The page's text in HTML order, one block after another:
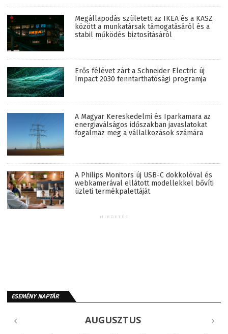
Megállapodás született az IKEA és a KASZ
között a munkatársak támogatásáról és a
stabil működés biztosításáról
Erős félévet zárt a Schneider Electric új
Impact 2030 fenntarthatósági programja
A Magyar Kereskedelmi és Iparkamara az
energiaválságos időszakban javaslatokat
fogalmaz meg a vállalkozások számára
A Philips Monitors új USB-C dokkolóval és
webkamerával ellátott modellekkel bővíti
üzleti termékpalettáját
HIRDETÉS
ESEMÉNY NAPTÁR
AUGUSZTUS